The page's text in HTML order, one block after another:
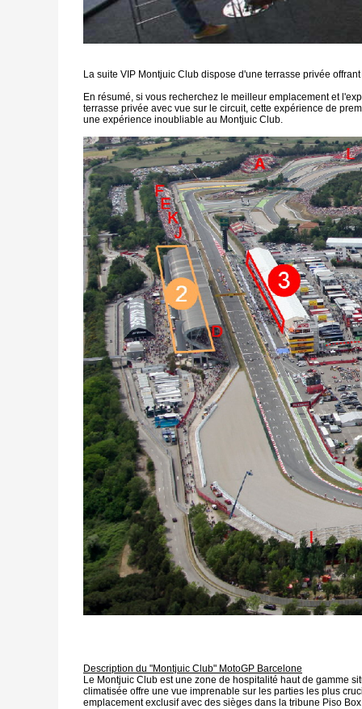
La suite VIP Montjuic Club dispose d'une terrasse privée
En résumé, si vous recherchez le meilleur emplacement et
terrasse privée avec vue sur le circuit, cette expérience de
une expérience inoubliable au Montjuic Club.
Description du "Montjuic Club" MotoGP Barcelone
Le Montjuic Club est une zone de hospitalité haut de gamme
climatisée offre une vue imprenable sur les parties les plus
emplacement exclusif avec des sièges dans la tribune Piso